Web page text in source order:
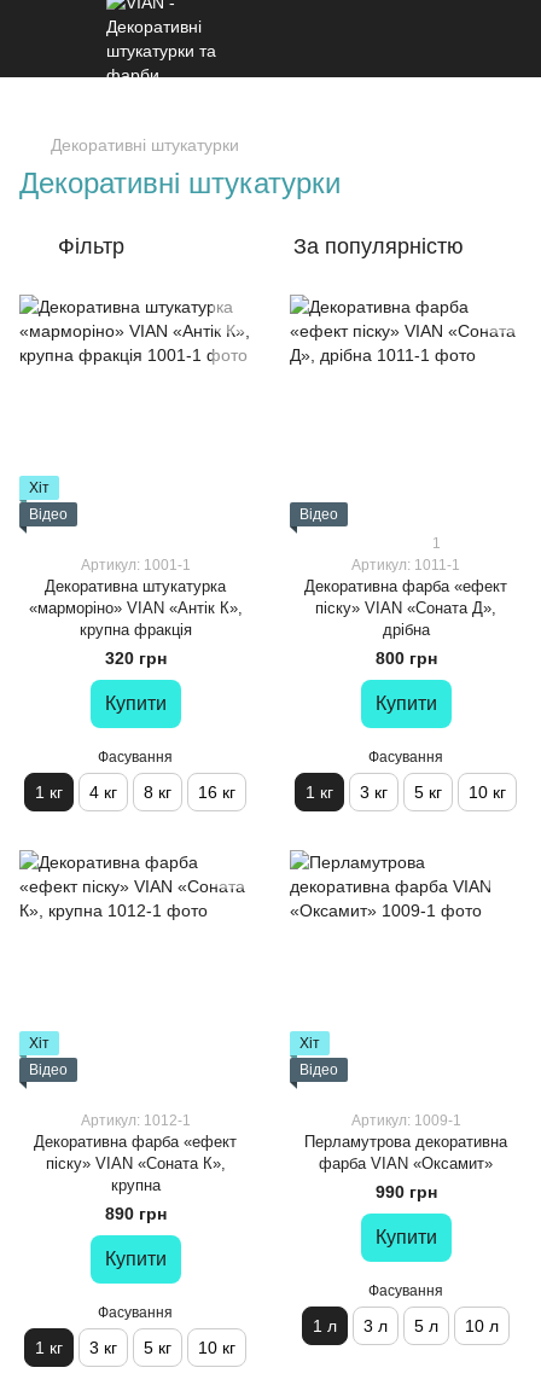
Декоративні штукатурки
Декоративні штукатурки
Фільтр За популярністю
Хіт
Відео
Артикул: 1001-1
Декоративна штукатурка
«марморіно» VIAN «Антік К»,
крупна фракція
320 грн
Купити
Фасування
1 кг 4 кг 8 кг 16 кг
Відео
1
Артикул: 1011-1
Декоративна фарба «ефект
піску» VIAN «Соната Д»,
дрібна
800 грн
Купити
Фасування
1 кг 3 кг 5 кг 10 кг
Хіт
Відео
Артикул: 1012-1
Декоративна фарба «ефект
піску» VIAN «Соната К»,
крупна
890 грн
Купити
Фасування
1 кг 3 кг 5 кг 10 кг
Хіт
Відео
Артикул: 1009-1
Перламутрова декоративна
фарба VIAN «Оксамит»
990 грн
Купити
Фасування
1 л 3 л 5 л 10 л